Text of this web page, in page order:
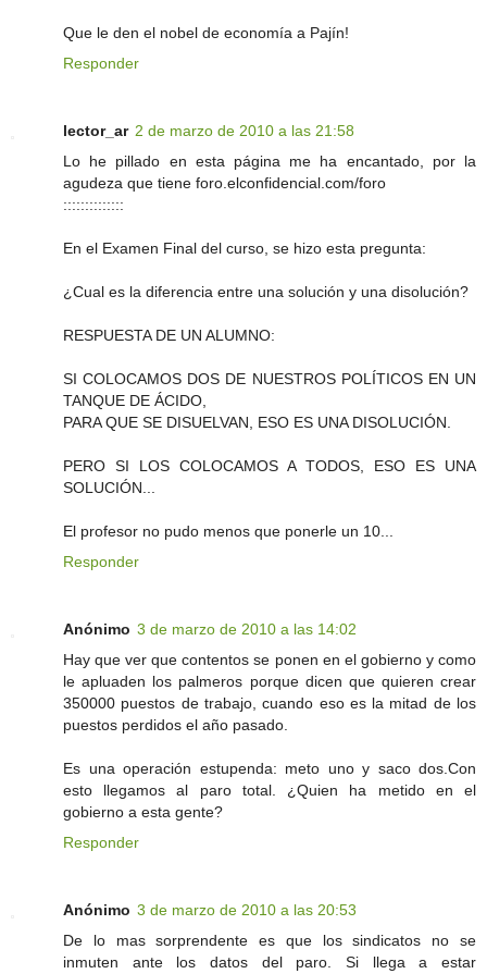
Que le den el nobel de economía a Pajín!
Responder
lector_ar 2 de marzo de 2010 a las 21:58
Lo he pillado en esta página me ha encantado, por la
agudeza que tiene foro.elconfidencial.com/foro
::::::::::::::
En el Examen Final del curso, se hizo esta pregunta:
¿Cual es la diferencia entre una solución y una disolución?
RESPUESTA DE UN ALUMNO:
SI COLOCAMOS DOS DE NUESTROS POLÍTICOS EN UN
TANQUE DE ÁCIDO,
PARA QUE SE DISUELVAN, ESO ES UNA DISOLUCIÓN.
PERO SI LOS COLOCAMOS A TODOS, ESO ES UNA
SOLUCIÓN...
El profesor no pudo menos que ponerle un 10...
Responder
Anónimo 3 de marzo de 2010 a las 14:02
Hay que ver que contentos se ponen en el gobierno y como
le apluaden los palmeros porque dicen que quieren crear
350000 puestos de trabajo, cuando eso es la mitad de los
puestos perdidos el año pasado.
Es una operación estupenda: meto uno y saco dos.Con
esto llegamos al paro total. ¿Quien ha metido en el
gobierno a esta gente?
Responder
Anónimo 3 de marzo de 2010 a las 20:53
De lo mas sorprendente es que los sindicatos no se
inmuten ante los datos del paro. Si llega a estar